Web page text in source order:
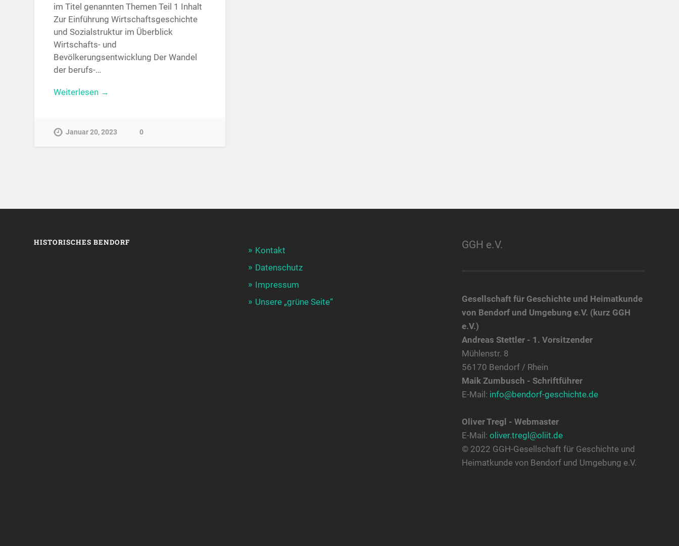
im Titel genannten Themen Teil 1 Inhalt
Zur Einführung Wirtschaftsgeschichte
und Sozialstruktur im Überblick
Wirtschafts- und
Bevölkerungsentwicklung Der Wandel
der berufs-…
Weiterlesen →
Januar 20, 2023 0
HISTORISCHES BENDORF
Kontakt
Datenschutz
Impressum
Unsere „grüne Seite“
GGH e.V.
Gesellschaft für Geschichte und Heimatkunde
von Bendorf und Umgebung e.V. (kurz GGH
e.V.)
Andreas Stettler - 1. Vorsitzender
Mühlenstr. 8
56170 Bendorf / Rhein
Maik Zumbusch - Schriftführer
E-Mail: info@bendorf-geschichte.de
Oliver Tregl - Webmaster
E-Mail: oliver.tregl@oliit.de
© 2022 GGH-Gesellschaft für Geschichte und
Heimatkunde von Bendorf und Umgebung e.V.